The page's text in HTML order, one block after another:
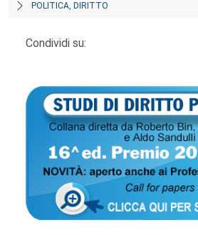
POLITICA, DIRITTO
Condividi su: